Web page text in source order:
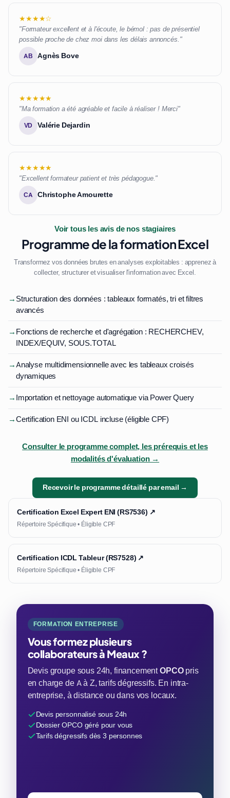
★★★★☆
"Formateur excellent et à l'écoute, le bémol : pas de présentiel
possible proche de chez moi dans les délais annoncés."
AB Agnès Bove
★★★★★
"Ma formation a été agréable et facile à réaliser ! Merci"
VD Valérie Dejardin
★★★★★
"Excellent formateur patient et très pédagogue."
CA Christophe Amourette
Voir tous les avis de nos stagiaires
Programme de la formation Excel
Transformez vos données brutes en analyses exploitables : apprenez à
collecter, structurer et visualiser l'information avec Excel.
→ Structuration des données : tableaux formatés, tri et filtres
avancés
→ Fonctions de recherche et d'agrégation : RECHERCHEV,
INDEX/EQUIV, SOUS.TOTAL
→Analyse multidimensionnelle avec les tableaux croisés
dynamiques
→ Importation et nettoyage automatique via Power Query
→Certification ENI ou ICDL incluse (éligible CPF)
Consulter le programme complet, les prérequis et les
modalités d'évaluation →
Recevoir le programme détaillé par email →
Certification Excel Expert ENI (RS7536) ↗
Répertoire Spécifique • Éligible CPF
Certification ICDL Tableur (RS7528) ↗
Répertoire Spécifique • Éligible CPF
FORMATION ENTREPRISE
Vous formez plusieurs
collaborateurs à Meaux ?
Devis groupe sous 24h, financementOPCOpris
en charge de A à Z, tarifs dégressifs. En intra-
entreprise, à distance ou dans vos locaux.
Devis personnalisé sous 24h
Dossier OPCO géré pour vous
Tarifs dégressifs dès 3 personnes